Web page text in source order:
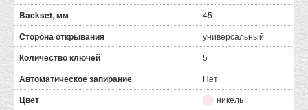
Backset, мм 45
Сторона открывания универсальный
Количество ключей 5
Автоматическое запирание Нет
Цвет никель